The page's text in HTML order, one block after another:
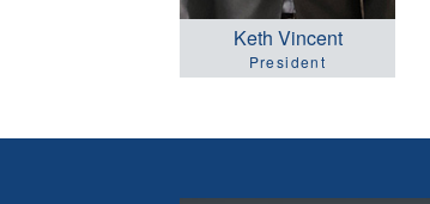
Keth Vincent
President